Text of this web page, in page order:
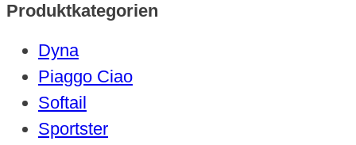
Produktkategorien
Dyna
Piaggo Ciao
Softail
Sportster